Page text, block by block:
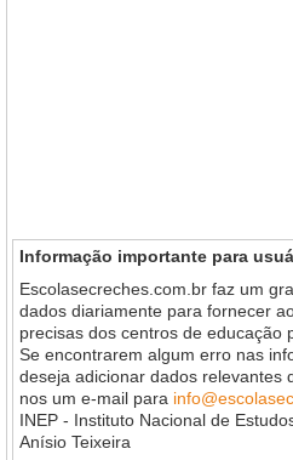
Informação importante para
Escolasecreches.com.br faz um
dados diariamente para fornecer
precisas dos centros de educação
Se encontrarem algum erro nas
deseja adicionar dados relevantes
nos um e-mail para
INEP - Instituto Nacional de
Anísio Teixeira